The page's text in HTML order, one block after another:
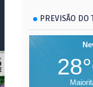
PREVISÃO DO